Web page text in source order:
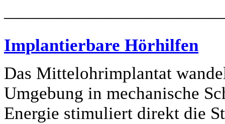
Implantierbare Hörhilfen
Das Mittelohrimplantat
Umgebung in mechanische
Energie stimuliert direkt die